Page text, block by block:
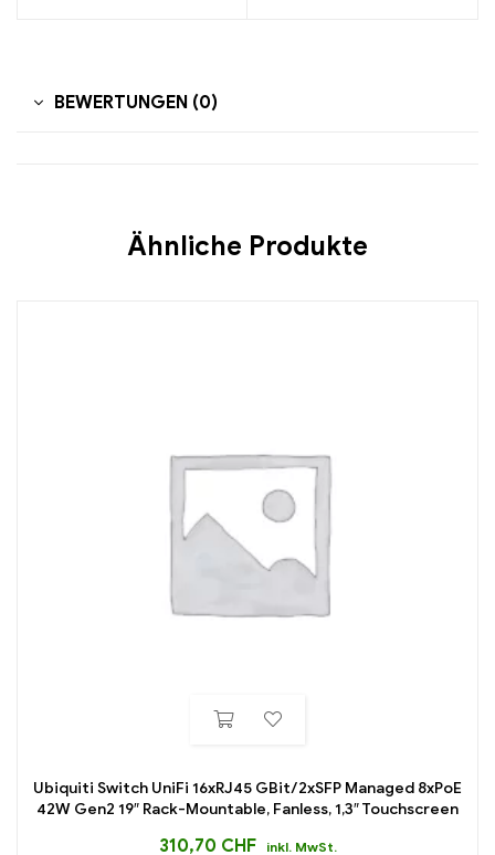
BEWERTUNGEN (0)
Ähnliche Produkte
Ubiquiti Switch UniFi 16xRJ45 GBit/2xSFP Managed 8xPoE
42W Gen2 19″ Rack-Mountable, Fanless, 1,3″ Touchscreen
310,70 CHF inkl. MwSt.